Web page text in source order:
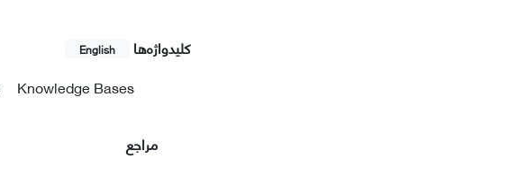
کلیدواژه‌ها English
Knowledge Bases
مراجع